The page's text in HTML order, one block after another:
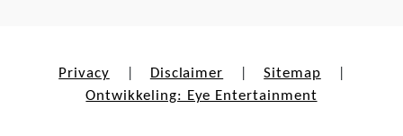
Privacy Disclaimer Sitemap
Ontwikkeling: Eye Entertainment